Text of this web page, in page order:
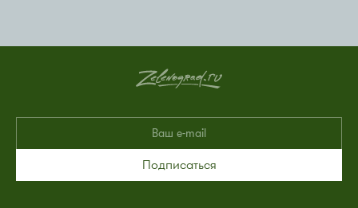
Подписаться